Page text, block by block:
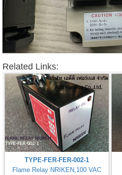
Related Links:
TYPE-FER-FER-002-1
Flame Relay NRIKEN,100 VAC